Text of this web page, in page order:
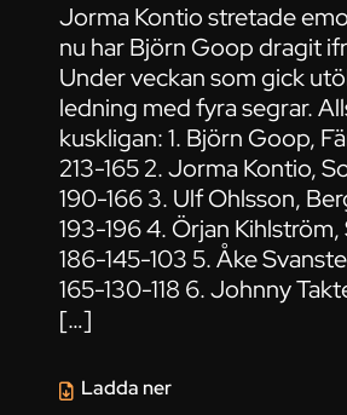
Jorma Kontio stretade
nu har Björn Goop dragit
Under veckan som gick
ledning med fyra segrar.
kuskligan: 1. Björn Goop,
213-165 2. Jorma Kontio,
190-166 3. Ulf Ohlsson,
193-196 4. Örjan Kihlström,
186-145-103 5. Åke
165-130-118 6. Johnny
[…]
Ladda ner